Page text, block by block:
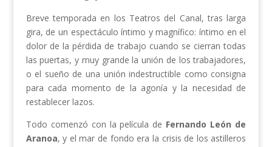
Breve temporada en los Teatros del Canal, tras larga
gira, de un espectáculo íntimo y magnífico: íntimo en el
dolor de la pérdida de trabajo cuando se cierran todas
las puertas, y muy grande la unión de los trabajadores,
o el sueño de una unión indestructible como consigna
para cada momento de la agonía y la necesidad de
restablecer lazos.
Todo comenzó con la película de Fernando León de
Aranoa, y el mar de fondo era la crisis de los astilleros